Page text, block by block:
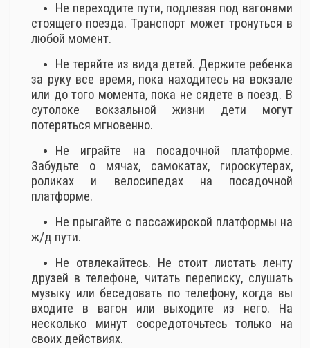
Не переходите пути, подлезая под вагонами
стоящего поезда. Транспорт может тронуться в
любой момент.
Не теряйте из вида детей. Держите ребенка
за руку все время, пока находитесь на вокзале
или до того момента, пока не сядете в поезд. В
сутолоке вокзальной жизни дети могут
потеряться мгновенно.
Не играйте на посадочной платформе.
Забудьте о мячах, самокатах, гироскутерах,
роликах и велосипедах на посадочной
платформе.
Не прыгайте с пассажирской платформы на
ж/д пути.
Не отвлекайтесь. Не стоит листать ленту
друзей в телефоне, читать переписку, слушать
музыку или беседовать по телефону, когда вы
входите в вагон или выходите из него. На
несколько минут сосредоточьтесь только на
своих действиях.